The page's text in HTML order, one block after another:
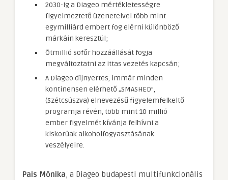
2030-ig a Diageo mértékletességre
figyelmeztető üzeneteivel több mint
egymilliárd embert fog elérni különböző
márkáin keresztül;
Ötmillió sofőr hozzáállását fogja
megváltoztatni az ittas vezetés kapcsán;
A Diageo díjnyertes, immár minden
kontinensen elérhető „SMASHED”,
(Szétcsúszva) elnevezésű figyelemfelkeltő
programja révén, több mint 10 millió
ember figyelmét kívánja felhívni a
kiskorúak alkoholfogyasztásának
veszélyeire.
Pais Mónika, a Diageo budapesti multifunkcionális